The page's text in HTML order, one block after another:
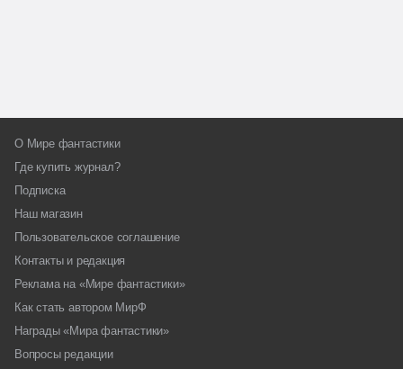
О Мире фантастики
Где купить журнал?
Подписка
Наш магазин
Пользовательское соглашение
Контакты и редакция
Реклама на «Мире фантастики»
Как стать автором МирФ
Награды «Мира фантастики»
Вопросы редакции